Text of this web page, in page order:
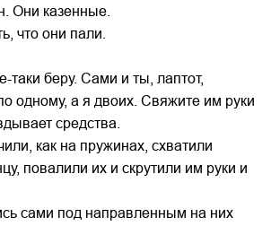
Они казенные.
что они пали.
беру. Сами и ты, лаптот,
одному, а я двоих. Свяжите им руки
средства.
как на пружинах, схватили
повалили их и скрутили им руки и
сами под направленным на них